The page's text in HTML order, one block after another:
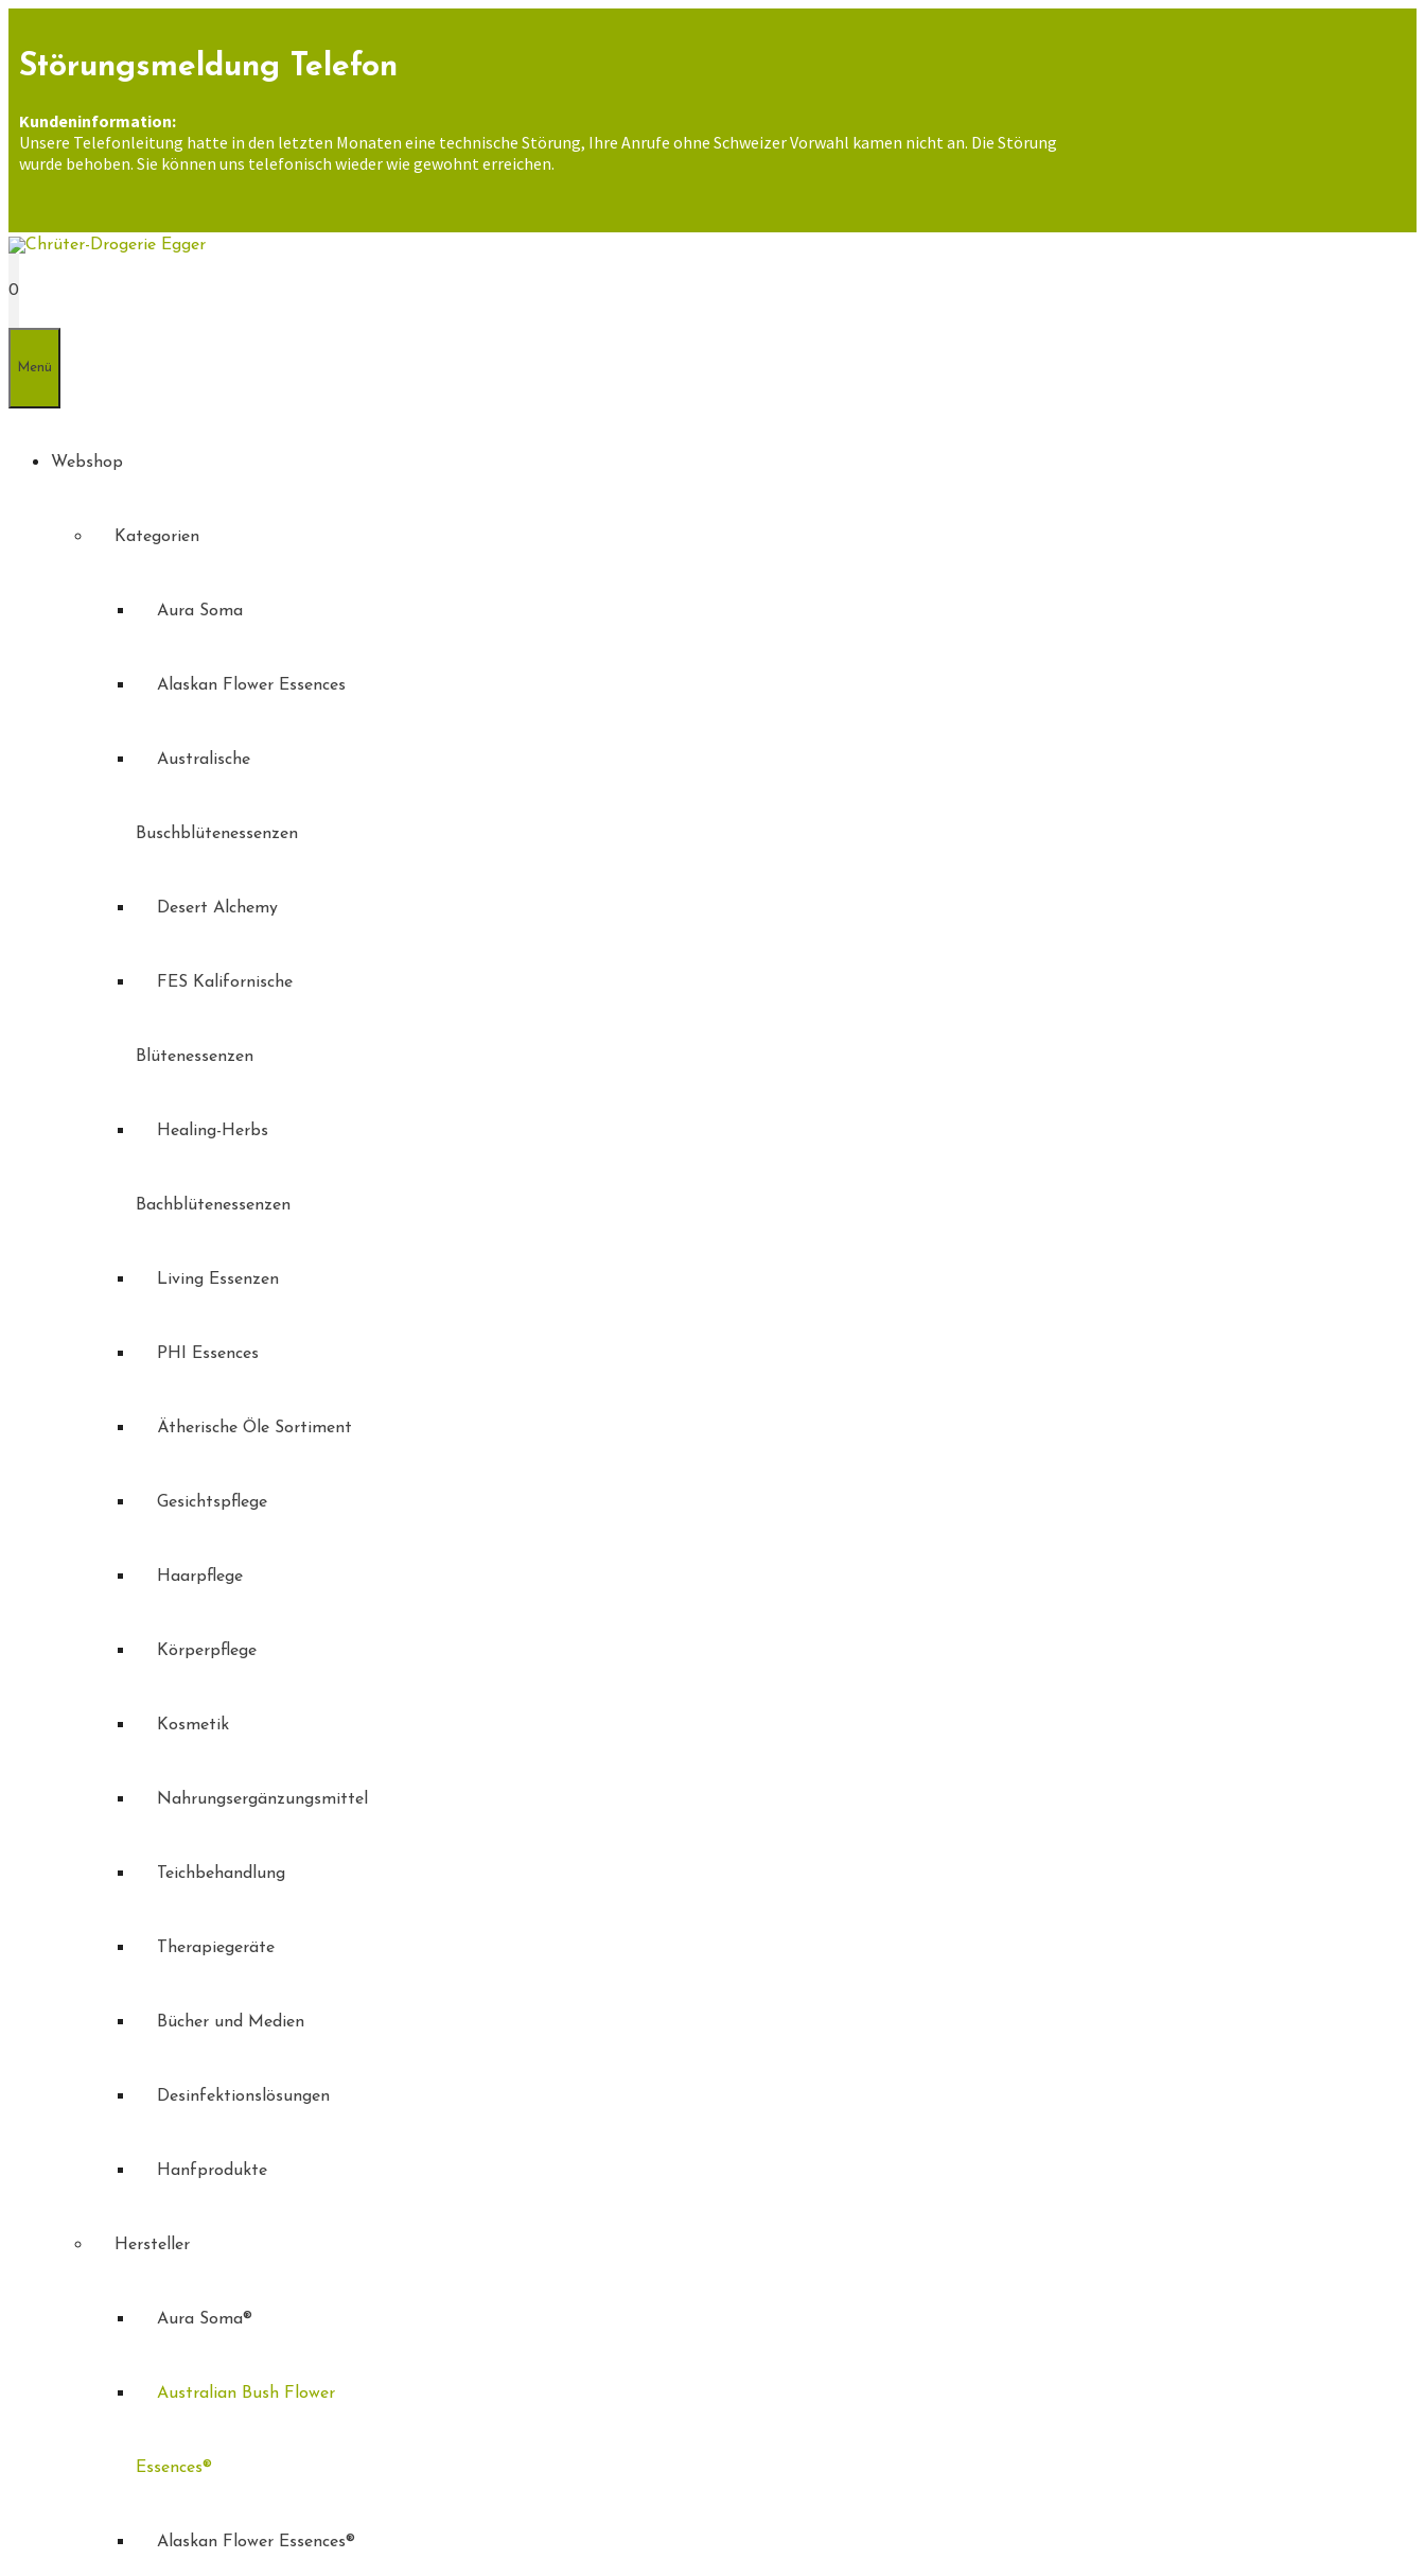
springen
Störungsmeldung Telefon
Kundeninformation:
Unsere Telefonleitung hatte in den letzten Monaten eine technische Störung, Ihre Anrufe ohne Schweizer Vorwahl kamen nicht an. Die Störung
wurde behoben. Sie können uns telefonisch wieder wie gewohnt erreichen.
0
Menü
Webshop
Kategorien
Aura Soma
Alaskan Flower Essences
Australische
Buschblütenessenzen
Desert Alchemy
FES Kalifornische
Blütenessenzen
Healing-Herbs
Bachblütenessenzen
Living Essenzen
PHI Essences
Ätherische Öle Sortiment
Gesichtspflege
Haarpflege
Körperpflege
Kosmetik
Nahrungsergänzungsmittel
Teichbehandlung
Therapiegeräte
Bücher und Medien
Desinfektionslösungen
Hanfprodukte
Hersteller
Aura Soma®
Australian Bush Flower
Essences®
Alaskan Flower Essences®